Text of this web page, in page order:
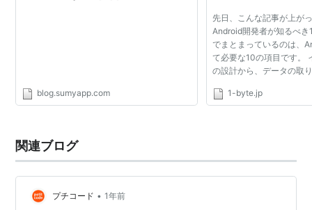
blog.sumyapp.com
先日、こんな記事が上が
Android開発者が知るべ
でまとまっているのは、
て必要な10の項目です。
の設計から、データの取
CakePHPは単なるWeb
1-byte.jp
関連ブログ
プチコード • 1年前